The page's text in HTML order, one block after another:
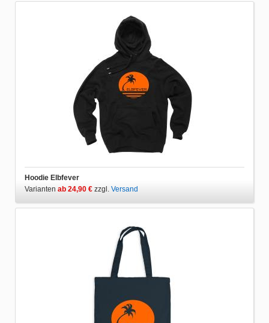
Hoodie Elbfever
Varianten ab 24,90 € zzgl. Versand